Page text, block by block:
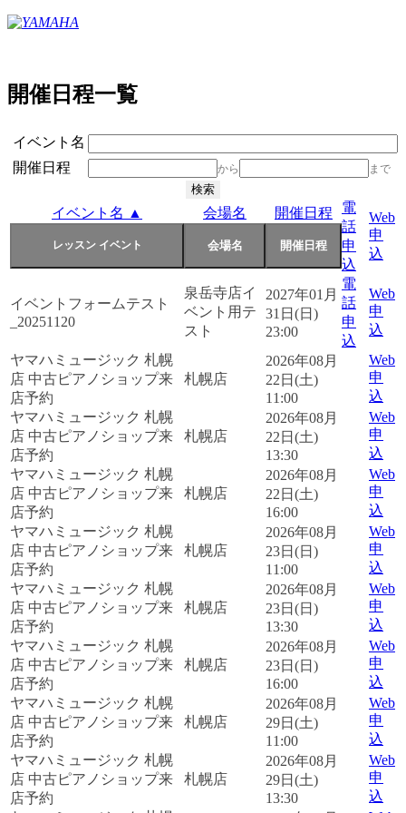
開催日程一覧
イベント名
開催日程
から まで
イベント名 ▲ 会場名 開催日程
電
話
申
込
Web
申
込
イベントフォームテスト
_20251120
泉岳寺店イ
ベント用テ
スト
2027年01月
31日(日)
23:00
電
話
申
込
Web
申
込
ヤマハミュージック 札幌
店 中古ピアノショップ来
店予約
札幌店
2026年08月
22日(土)
11:00
Web
申
込
ヤマハミュージック 札幌
店 中古ピアノショップ来
店予約
札幌店
2026年08月
22日(土)
13:30
Web
申
込
ヤマハミュージック 札幌
店 中古ピアノショップ来
店予約
札幌店
2026年08月
22日(土)
16:00
Web
申
込
ヤマハミュージック 札幌
店 中古ピアノショップ来
店予約
札幌店
2026年08月
23日(日)
11:00
Web
申
込
ヤマハミュージック 札幌
店 中古ピアノショップ来
店予約
札幌店
2026年08月
23日(日)
13:30
Web
申
込
ヤマハミュージック 札幌
店 中古ピアノショップ来
店予約
札幌店
2026年08月
23日(日)
16:00
Web
申
込
ヤマハミュージック 札幌
店 中古ピアノショップ来
店予約
札幌店
2026年08月
29日(土)
11:00
Web
申
込
ヤマハミュージック 札幌
店 中古ピアノショップ来
店予約
札幌店
2026年08月
29日(土)
13:30
Web
申
込